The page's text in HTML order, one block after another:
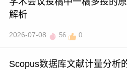
解析
2026-07-08 56 0
Scopus数据库文献计量分析